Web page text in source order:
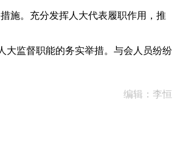
施。充分发挥人大代表履职作用，推
监督职能的务实举措。与会人员纷纷
编辑：李恒